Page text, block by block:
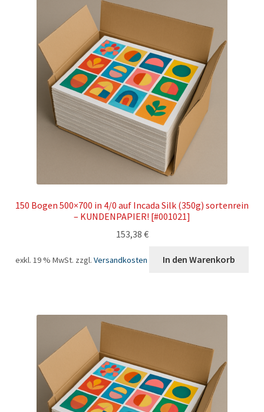
150 Bogen 500×700 in 4/0 auf Incada Silk (350g) sortenrein
– KUNDENPAPIER! [#001021]
153,38 €
exkl. 19 % MwSt. zzgl.Versandkosten In den Warenkorb